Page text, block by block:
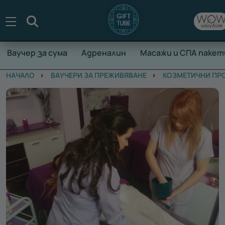
Ваучер за сума Адреналин Масажи и СПА
НАЧАЛО ВАУЧЕРИ ЗА ПРЕЖИВЯВАНЕ КОЗМЕТИЧНИ